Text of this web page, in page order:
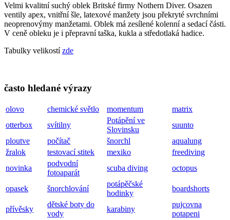
Velmi kvalitní suchý oblek Britské firmy Nothern Diver. Osazen
ventily apex, vnitřní šle, latexové manžety jsou překryté svrchními
neoprenovýmy manžetami. Oblek má zesílené kolenní a sedací části.
V ceně obleku je i přepravní taška, kukla a středotlaká hadice.
Tabulky velikostízde
často hledané výrazy
olovo chemické světlo momentum
matrix
otterbox
svítilny
Potápění ve
Slovinsku
suunto
ploutve
počítač šnorchl
aqualung
žralok
testovací stitek mexiko
freediving
novinka
podvodní
fotoaparát
scuba diving octopus
opasek šnorchlování
potápěčské
hodinky
boardshorts
přívěsky
dětské boty do
vody
karabiny
pujcovna
potapeni